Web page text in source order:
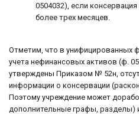
0504032), если
более трех месяцев.
Отметим, что в унифицированных
учета нефинансовых активов (ф.
утверждены Приказом № 52н,
информации о консервации
Поэтому учреждение может
дополнительные графы, разделы)